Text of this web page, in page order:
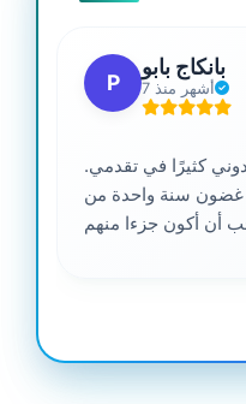
P
بانكاج بابو
7 أشهر منذ
كثيرًا في تقدمي.
سنة واحدة من